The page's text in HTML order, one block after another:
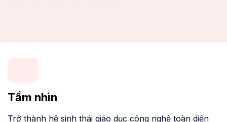
Tầm nhìn
Trở thành hệ sinh thái giáo dục công nghệ toàn diện